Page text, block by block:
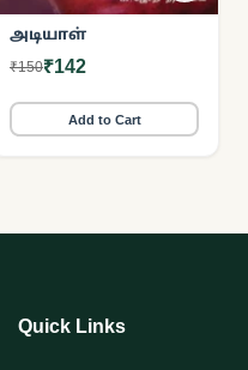
அடியாள்
₹150₹142
Add to Cart
Quick Links